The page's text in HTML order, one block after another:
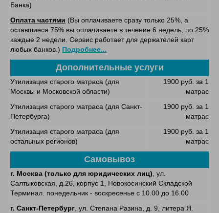
Банка)
Оплата частями (Вы оплачиваете сразу только 25%, а
оставшиеся 75% вы оплачиваете в течение 6 недель, по 25%
каждые 2 недели. Сервис работает для держателей карт
любых банков.) Подробнее...
Дополнительные услуги
Утилизация старого матраса (для
Москвы и Московской области)
1900 руб. за 1
матрас
Утилизация старого матраса (для Санкт-
Петербурга)
1900 руб. за 1
матрас
Утилизация старого матраса (для
остальных регионов)
1900 руб. за 1
матрас
Самовывоз
г. Москва (только для юридических лиц), ул.
Салтыковская, д.26, корпус 1, Новокосинский Складской
Терминал. понедельник - воскресенье с 10.00 до 16.00
г. Санкт-Петербург, ул. Степана Разина, д. 9, литера Я.